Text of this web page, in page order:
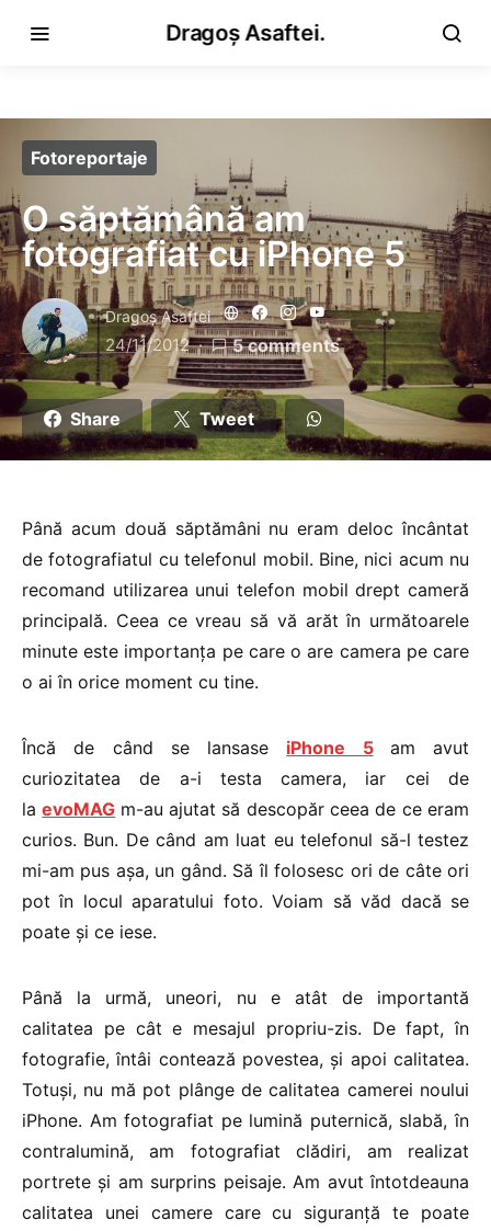
Dragoș Asaftei.
Fotoreportaje
O săptămână am
fotografiat cu iPhone 5
Dragoş Asaftei
24/11/2012 5 comments
Share Tweet
Până acum două săptămâni nu eram deloc încântat
de fotografiatul cu telefonul mobil. Bine, nici acum nu
recomand utilizarea unui telefon mobil drept cameră
principală. Ceea ce vreau să vă arăt în următoarele
minute este importanța pe care o are camera pe care
o ai în orice moment cu tine.
Încă de când se lansase iPhone 5
am avut
curiozitatea de a-i testa camera, iar cei de
laevoMAG m-au ajutat să descopăr ceea de ce eram
curios. Bun. De când am luat eu telefonul să-l testez
mi-am pus așa, un gând. Să îl folosesc ori de câte ori
pot în locul aparatului foto. Voiam să văd dacă se
poate și ce iese.
Până la urmă, uneori, nu e atât de importantă
calitatea pe cât e mesajul propriu-zis. De fapt, în
fotografie, întâi contează povestea, și apoi calitatea.
Totuși, nu mă pot plânge de calitatea camerei noului
iPhone. Am fotografiat pe lumină puternică, slabă, în
contralumină, am fotografiat clădiri, am realizat
portrete și am surprins peisaje. Am avut întotdeauna
calitatea unei camere care cu siguranță te poate